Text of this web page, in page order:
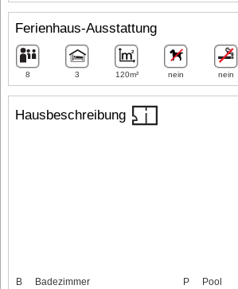
Hausbeschreibung
B
Badezimmer
P
Pool
Ferienhaus-Ausstattung
8 3 120m² nein nein